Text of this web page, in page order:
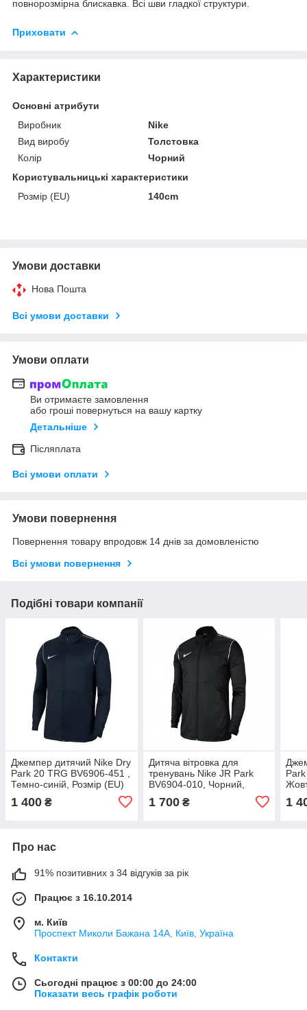
повнорозмірна блискавка. Всі шви гладкої структури.
Приховати
Характеристики
Основні атрибути
Виробник
Nike
Вид виробу
Толстовка
Колір
Чорний
Користувальницькі характеристики
Розмір (EU)
140cm
Умови доставки
Нова Пошта
Всі умови доставки
Умови оплати
Ви отримаєте замовлення
або гроші повернуться на вашу картку
Детальніше
Післяплата
Всі умови оплати
Умови повернення
Повернення товару впродовж 14 днів за домовленістю
Всі умови повернення
Подібні товари компанії
Джемпер дитячий Nike Dry
Park 20 TRG BV6906-451 ,
Темно-синій, Розмір (EU)
1 400 ₴
Дитяча вітровка для
тренувань Nike JR Park
BV6904-010, Чорний,
1 700₴ 1
Про нас
91% позитивних з 34 відгуків за рік
Працює з 16.10.2014
м. Київ
Проспект Миколи Бажана 14А, Київ, Україна
Контакти
Сьогодні працює з 00:00 до 24:00
Показати весь графік роботи